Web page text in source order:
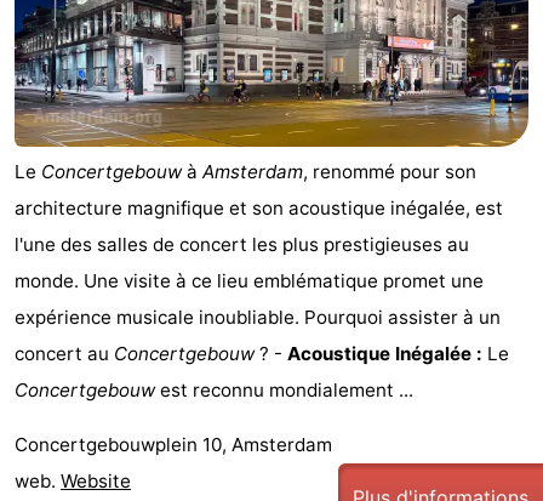
-
Het
Amsterdamse
Bos
-
Spaarnwoude
Hôtels
Last
minutes
Musées
Attractions
Choses
faire
d'intérêt
-
Le Concertgebouwà Amsterdam, renommé pour son
architecture magnifique et son acoustique inégalée, est
l'une des salles de concert les plus prestigieuses au
monde. Une visite à ce lieu emblématique promet une
expérience musicale inoubliable. Pourquoi assister à un
concert au Concertgebouw? - Acoustique Inégalée : Le
Concertgebouwest reconnu mondialement ...
Concertgebouwplein 10, Amsterdam
web. Website